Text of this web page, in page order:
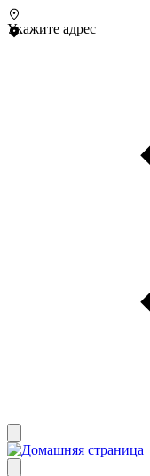
Укажите адрес